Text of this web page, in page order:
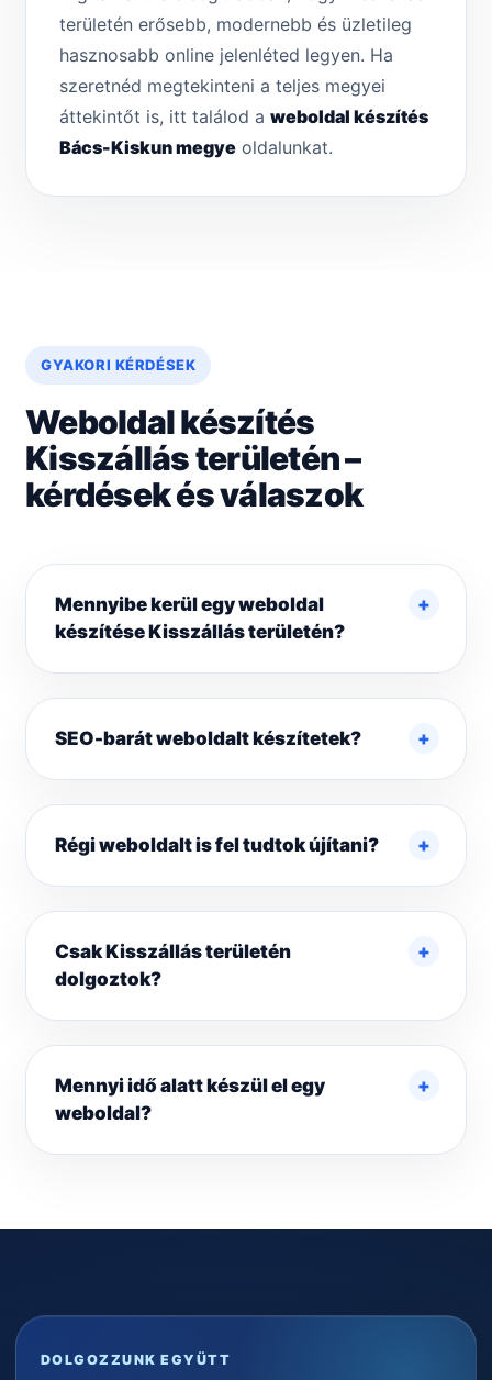
területén erősebb, modernebb és üzletileg
hasznosabb online jelenléted legyen. Ha
szeretnéd megtekinteni a teljes megyei
áttekintőt is, itt találod a weboldal készítés
Bács-Kiskun megye oldalunkat.
GYAKORI KÉRDÉSEK
Weboldal készítés
Kisszállás területén –
kérdések és válaszok
Mennyibe kerül egy weboldal
készítése Kisszállás területén?
SEO-barát weboldalt készítetek?
Régi weboldalt is fel tudtok újítani?
Csak Kisszállás területén
dolgoztok?
Mennyi idő alatt készül el egy
weboldal?
DOLGOZZUNK EGYÜTT